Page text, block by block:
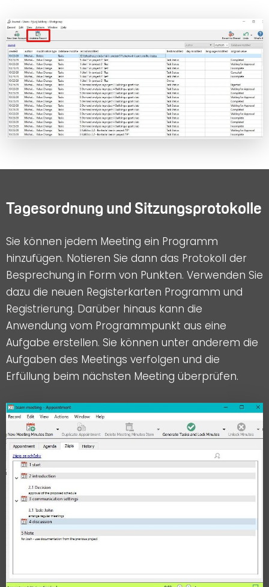
Tagesordnung und Sitzungsprotokolle
Sie können jedem Meeting ein Programm
hinzufügen. Notieren Sie dann das Protokoll der
Besprechung in Form von Punkten. Verwenden Sie
dazu die neuen Registerkarten Programm und
Registrierung. Darüber hinaus kann die
Anwendung vom Programmpunkt aus eine
Aufgabe erstellen. Sie können unter anderem die
Aufgaben des Meetings verfolgen und die
Erfüllung beim nächsten Meeting überprüfen.